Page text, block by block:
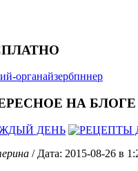
НА БЛОГЕ
/ Дата: 2015-08-26 в